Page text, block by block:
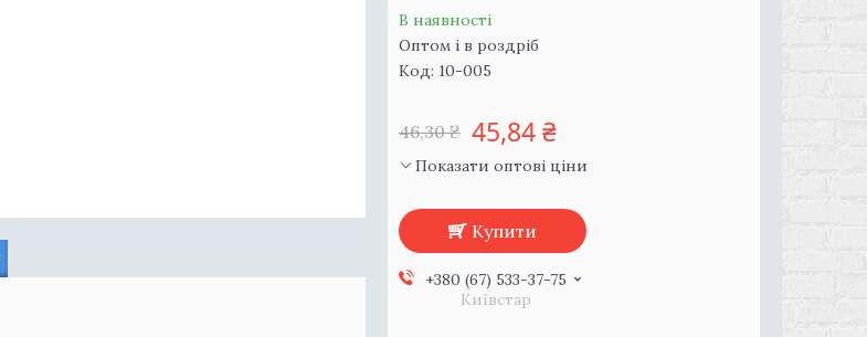
В наявності
Оптом і в роздріб
Код: 10-005
46,30 ₴ 45,84 ₴
Показати оптові ціни
Купити
+380 (67) 533-37-75
Київстар